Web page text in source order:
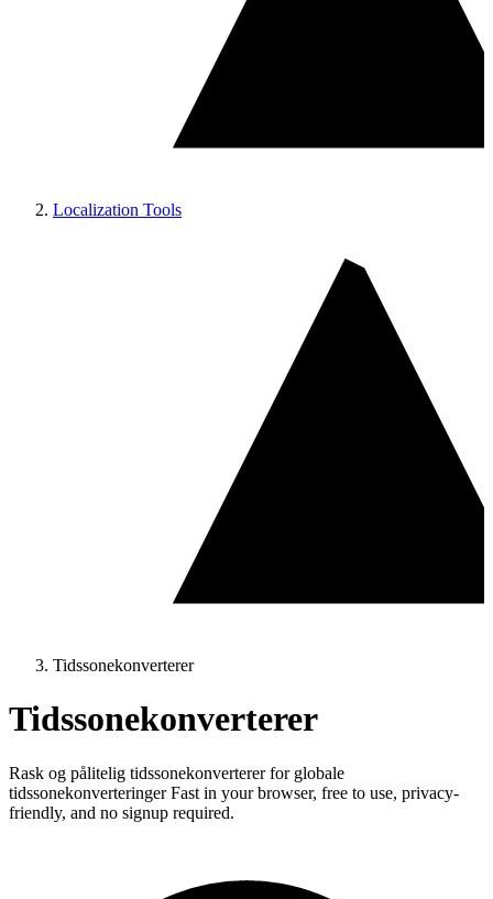
Localization Tools
Tidssonekonverterer
Tidssonekonverterer
Rask og pålitelig tidssonekonverterer for globale
tidssonekonverteringer Fast in your browser, free to use, privacy-
friendly, and no signup required.